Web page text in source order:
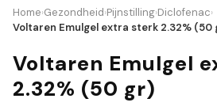
Home›Gezondheid›Pijnstilling›Diclofenac›
Voltaren Emulgel extra sterk 2.32% (50
Voltaren Emulgel
2.32% (50 gr)